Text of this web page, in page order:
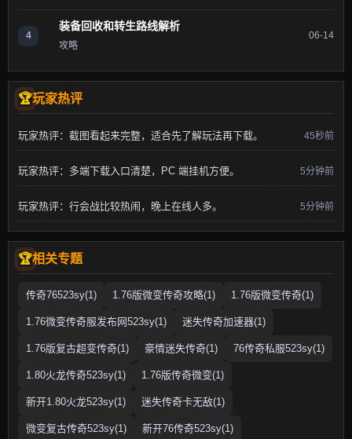
4
装备回收和转生路线解析
攻略
06-14
玩家热评
玩家热评：截图看起来完整，适合先了解玩法再下载。 45秒前
玩家热评：多端下载入口清楚，PC 端挂机方便。 5分钟前
玩家热评：行会战比较热闹，晚上在线人多。 5分钟前
相关专题
传奇76523sy(1) 1.76版微变传奇攻略(1) 1.76版微变传奇(1)
1.76微变传奇服发布网523sy(1) 迷失传奇加速器(1)
1.76版复古超变传奇(1) 豪情迷失传奇(1) 76传奇私服523sy(1)
1.80火龙传奇523sy(1) 1.76版传奇微变(1)
新开1.80火龙523sy(1) 迷失传奇卡无敌(1)
微变复古传奇523sy(1) 新开76传奇523sy(1)